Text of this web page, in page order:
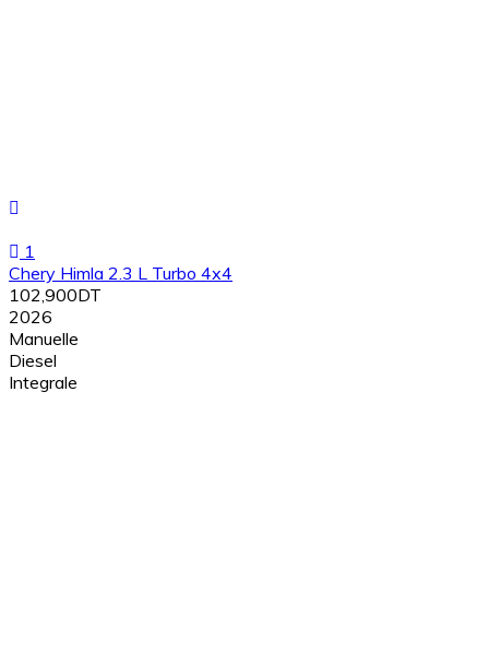
1
Chery Himla 2.3 L Turbo 4x4
102,900DT
2026
Manuelle
Diesel
Integrale